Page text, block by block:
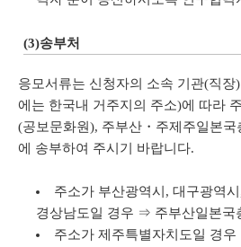
(3)송부처
응모서류는 신청자의 소속 기관(직장
에는 한국내 거주지의 주소)에 따라
(공보문화원), 주부산・주제주일본
에 송부하여 주시기 바랍니다.
주소가 부산광역시, 대구광역
경상남도일 경우 ⇒ 주부산일본국
주소가 제주특별자치도일 경